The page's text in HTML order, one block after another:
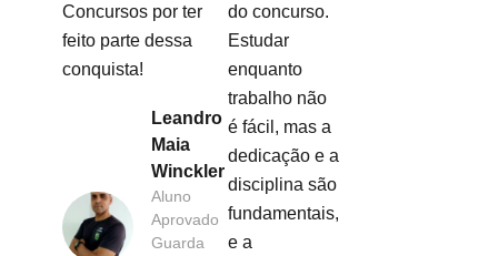
Concursos por ter
feito parte dessa
conquista!
Leandro
Maia
Winckler
Aluno
Aprovado
Guarda
do concurso.
Estudar
enquanto
trabalho não
é fácil, mas a
dedicação e a
disciplina são
fundamentais,
e a